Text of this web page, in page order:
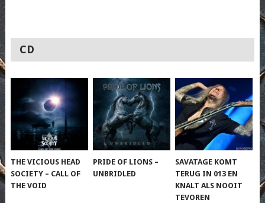
CD
THE VICIOUS HEAD
SOCIETY – CALL OF
THE VOID
PRIDE OF LIONS –
UNBRIDLED
SAVATAGE KOMT
TERUG IN 013 EN
KNALT ALS NOOIT
TEVOREN